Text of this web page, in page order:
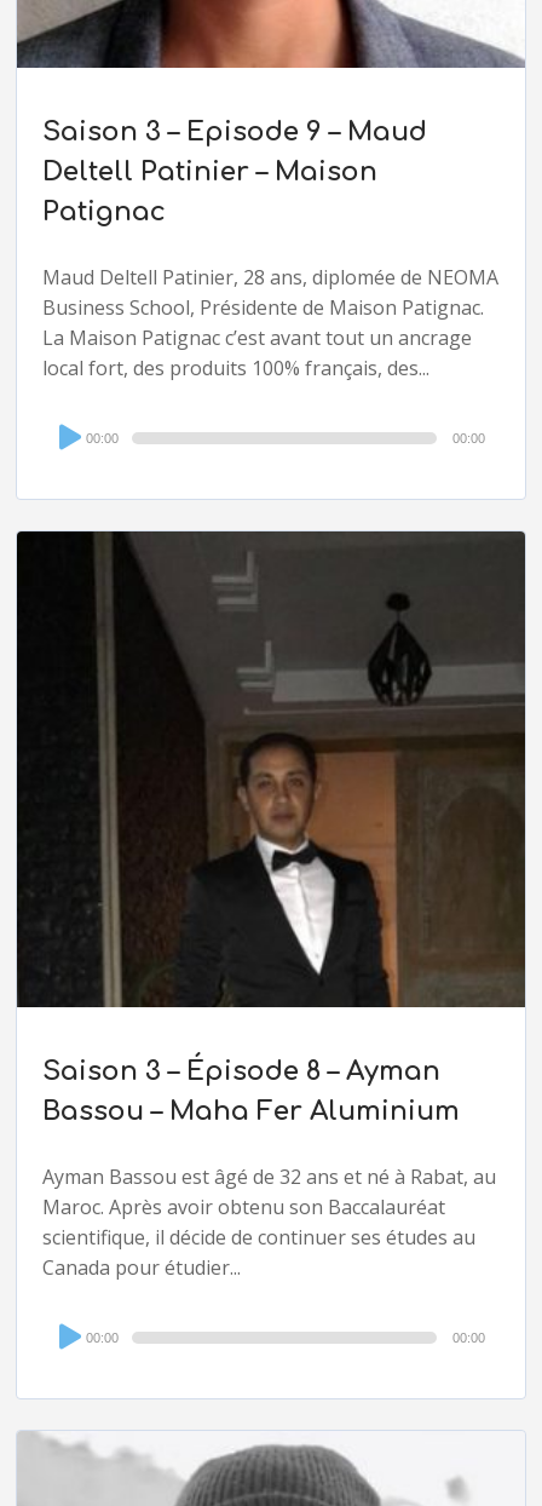
Saison 3 – Episode 9 – Maud
Deltell Patinier – Maison
Patignac
Maud Deltell Patinier, 28 ans, diplomée de NEOMA
Business School, Présidente de Maison Patignac.
La Maison Patignac c’est avant tout un ancrage
local fort, des produits 100% français, des...
Audio
Player
00:00 00:00
Saison 3 – Épisode 8 – Ayman
Bassou – Maha Fer Aluminium
Ayman Bassou est âgé de 32 ans et né à Rabat, au
Maroc. Après avoir obtenu son Baccalauréat
scientifique, il décide de continuer ses études au
Canada pour étudier...
Audio
Player
00:00 00:00